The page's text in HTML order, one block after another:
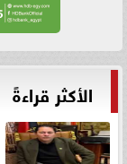
الأكثر قراءةً